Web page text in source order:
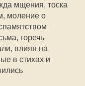
мщения, тоска
моление о
горечь
влияя на
в стихах и